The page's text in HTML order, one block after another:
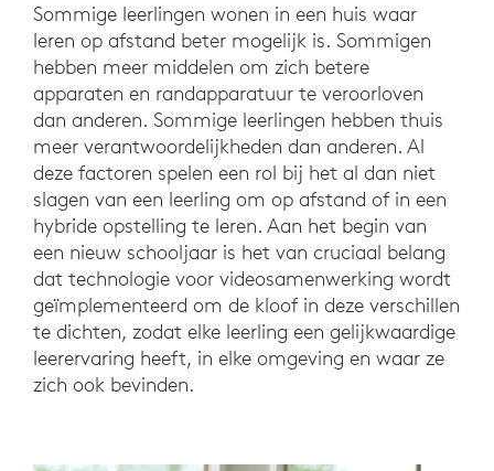
Sommige leerlingen wonen in een huis waar
leren op afstand beter mogelijk is. Sommigen
hebben meer middelen om zich betere
apparaten en randapparatuur te veroorloven
dan anderen. Sommige leerlingen hebben thuis
meer verantwoordelijkheden dan anderen. Al
deze factoren spelen een rol bij het al dan niet
slagen van een leerling om op afstand of in een
hybride opstelling te leren. Aan het begin van
een nieuw schooljaar is het van cruciaal belang
dat technologie voor videosamenwerking wordt
geïmplementeerd om de kloof in deze verschillen
te dichten, zodat elke leerling een gelijkwaardige
leerervaring heeft, in elke omgeving en waar ze
zich ook bevinden.